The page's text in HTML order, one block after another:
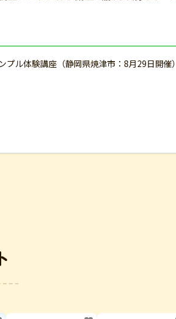
プル体験講座（静岡県焼津市：8月29日開